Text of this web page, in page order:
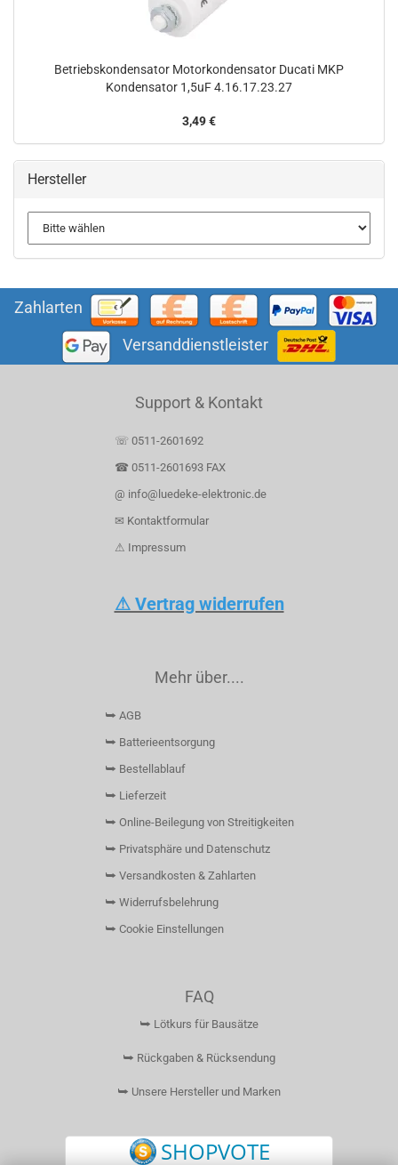
Betriebskondensator Motorkondensator Ducati MKP
Kondensator 1,5uF 4.16.17.23.27
3,49 €
Hersteller
Zahlarten
Versanddienstleister
Support & Kontakt
☏ 0511-2601692
☎ 0511-2601693 FAX
@ info@luedeke-elektronic.de
✉ Kontaktformular
⚠ Impressum
⚠ Vertrag widerrufen
Mehr über....
⮩ AGB
⮩ Batterieentsorgung
⮩ Bestellablauf
⮩ Lieferzeit
⮩ Online-Beilegung von Streitigkeiten
⮩ Privatsphäre und Datenschutz
⮩ Versandkosten & Zahlarten
⮩ Widerrufsbelehrung
⮩ Cookie Einstellungen
FAQ
⮩ Lötkurs für Bausätze
⮩ Rückgaben & Rücksendung
⮩ Unsere Hersteller und Marken